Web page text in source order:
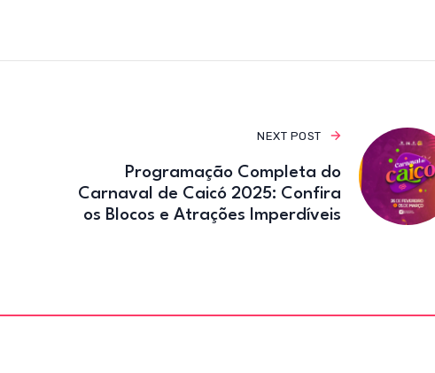
NEXT POST
Programação Completa do
Carnaval de Caicó 2025: Confira
os Blocos e Atrações Imperdíveis